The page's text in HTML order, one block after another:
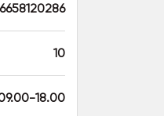
10
18.00